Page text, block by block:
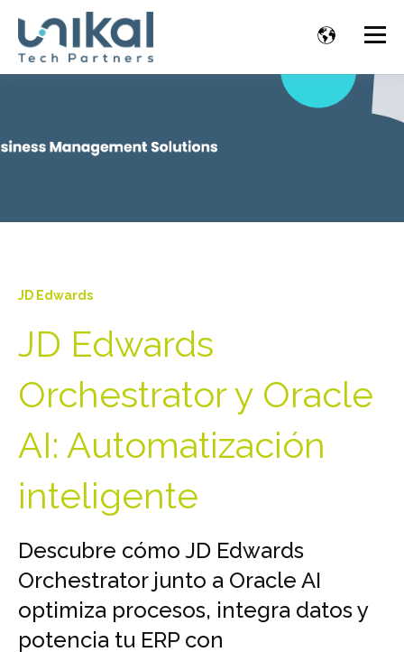
JD Edwards
JD Edwards
Orchestrator y Oracle
AI: Automatización
inteligente
Descubre cómo JD Edwards
Orchestrator junto a Oracle AI
optimiza procesos, integra datos y
potencia tu ERP con